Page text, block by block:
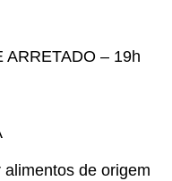
ARRETADO – 19h
de origem